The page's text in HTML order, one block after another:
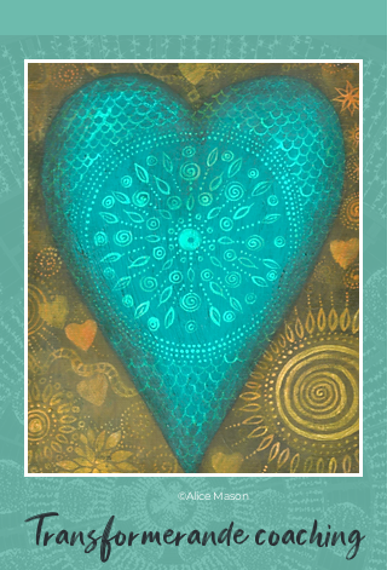
©Alice Mason
Transformerande coaching